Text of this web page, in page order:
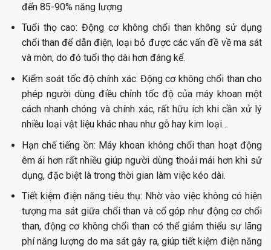
đến 85-90% năng lượng
Tuổi thọ cao:Động cơ không chổi than không sử dụng
chổi than để dẫn điện, loại bỏ được các vấn đề về ma sát
và mòn, do đó tuổi thọ dài hơn đáng kể.
Kiểm soát tốc độ chính xác: Động cơ không chổi than cho
phép người dùng điều chỉnh tốc độ của máy khoan một
cách nhanh chóng và chính xác, rất hữu ích khi cần xử lý
nhiều loại vật liệu khác nhau như gỗ hay kim loại…
Hạn chế tiếng ồn: Máy khoan không chổi than hoạt động
êm ái hơn rất nhiều giúp người dùng thoải mái hơn khi sử
dụng, đặc biệt là trong thời gian làm việc kéo dài.
Tiết kiệm điện năng tiêu thụ: Nhờ vào việc không có hiện
tượng ma sát giữa chổi than và cổ góp như động cơ chổi
than, động cơ không chổi than có thể giảm thiểu sự lãng
phí năng lượng do ma sát gây ra, giúp tiết kiệm điện năng